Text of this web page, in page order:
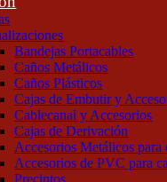
Bandejas Portacables
Caños Metálicos
Caños Plásticos
Cajas de Embutir y
Cablecanal y Accesorios
Cajas de Derivación
Accesorios Metálicos para
Accesorios de PVC para
Precintos